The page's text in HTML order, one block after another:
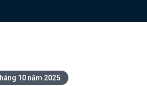
10 năm 2025